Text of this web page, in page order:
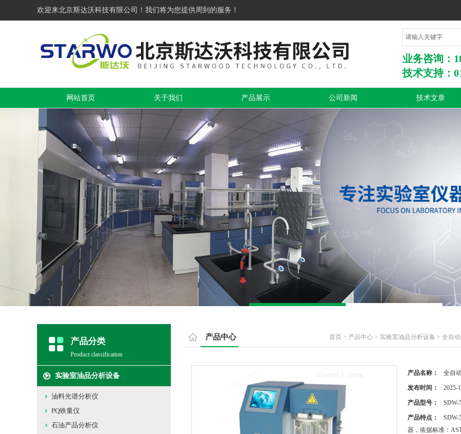
欢迎来北京斯达沃科技有限公司！我们将为您提供周到的服务！
业务咨询：
技术支持：
网站首页 关于我们 产品展示 公司新闻 技术文章
产品分类
Product classification
实验室油品分析设备
油料光谱分析仪
PQ铁量仪
石油产品分析仪
产品中心 首页 > 产品中心 > 实验室油品分析设备 > 全自
产品名称： 全自
发布时间： 2025-
产品型号： SDW-
产品特点：
器，依据标准：